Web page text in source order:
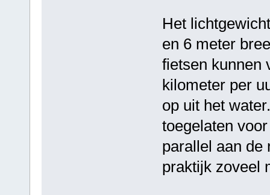
Het
en 6 meter
fietsen kunnen
kilometer per
op uit het
toegelaten
parallel aan de
praktijk zoveel